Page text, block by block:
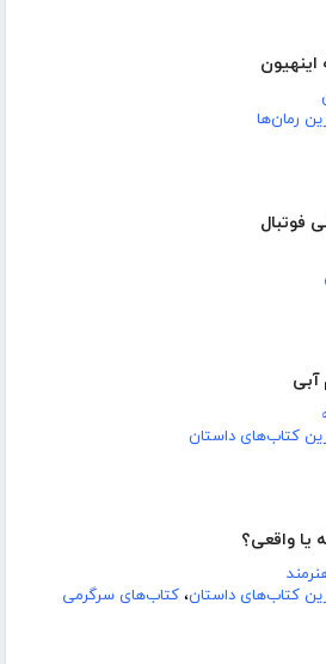
رمان‌ها
فوتبال
آبی
کتاب‌های داستان
یا واقعی؟
کتاب‌های داستان، کتاب‌های سرگرمی